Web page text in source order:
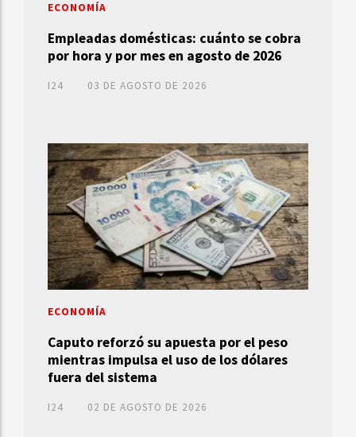
Empleadas domésticas: cuánto se cobra
por hora y por mes en agosto de 2026
I24
ECONOMÍA
03 DE AGOSTO DE 2026
Caputo reforzó su apuesta por el peso
mientras impulsa el uso de los dólares
fuera del sistema
I24
ECONOMÍA
02 DE AGOSTO DE 2026